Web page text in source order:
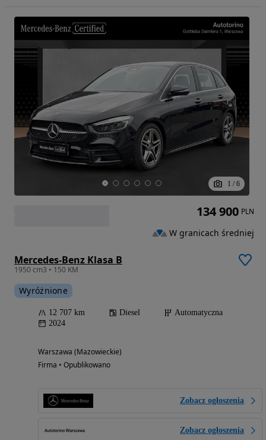
1 / 6
Mercedes-Benz Klasa B
1950 cm3 • 150 KM
Wyróżnione
12 707 km Diesel
Automatyczna
2024
Warszawa (Mazowieckie)
Firma • Opublikowano
Zobacz ogłoszenia
Zobacz ogłoszenia
134 900 PLN
W granicach średniej